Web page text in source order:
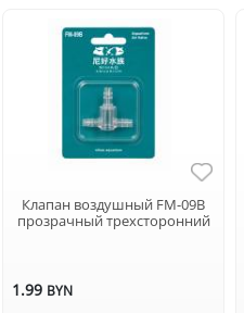
Клапан воздушный FM-09В
прозрачный трехсторонний
1.99 BYN